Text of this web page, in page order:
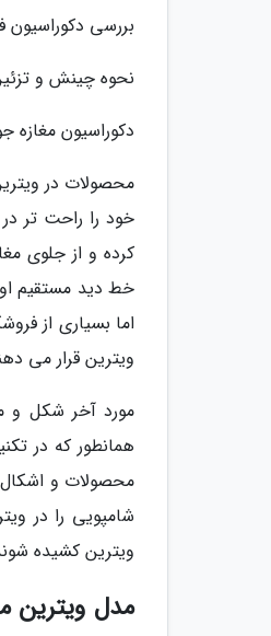
بررسی
نحوه چینش و
دکوراسیون
محصولات در
خود را راحت تر
کرده و از جلوی
خط دید مستقیم او
اما بسیاری از
ویترین قرار می
مورد آخر شکل و
همانطور که در
محصولات و اشکال
شامپویی را در
ویترین کشیده
مدل ویترین